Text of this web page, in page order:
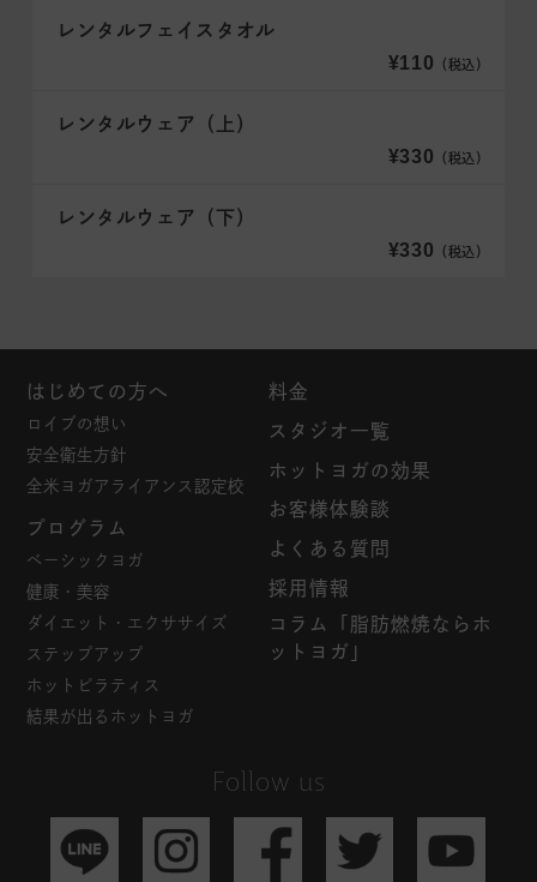
レンタルフェイスタオル
¥110
（税込）
レンタルウェア（上）
¥330
（税込）
レンタルウェア（下）
¥330
（税込）
Follow us
はじめての方へ
ロイブの想い
安全衛生方針
全米ヨガアライアンス認定校
プログラム
ベーシックヨガ
健康・美容
ダイエット・エクササイズ
ステップアップ
ホットピラティス
結果が出るホットヨガ
料金
スタジオ一覧
ホットヨガの効果
お客様体験談
よくある質問
採用情報
コラム「脂肪燃焼ならホ
ットヨガ」